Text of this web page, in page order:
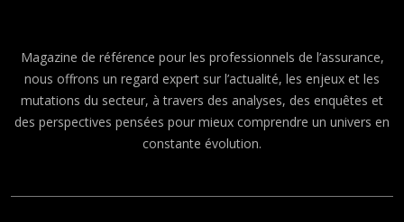
Magazine de référence pour les professionnels de l’assurance,
nous offrons un regard expert sur l’actualité, les enjeux et les
mutations du secteur, à travers des analyses, des enquêtes et
des perspectives pensées pour mieux comprendre un univers en
constante évolution.